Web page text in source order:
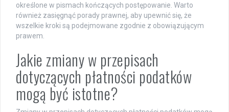
określone w pismach kończących postępowanie. Warto
również zasięgnąć porady prawnej, aby upewnić się, że
wszelkie kroki są podejmowane zgodnie z obowiązującym
prawem.
Jakie zmiany w przepisach
dotyczących płatności podatków
mogą być istotne?